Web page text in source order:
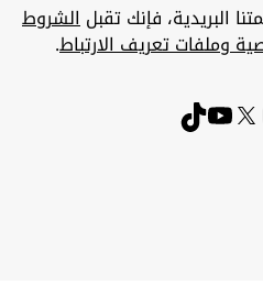
البريدية، فإنك تقبلالشروط
وملفات تعريف الارتباط.